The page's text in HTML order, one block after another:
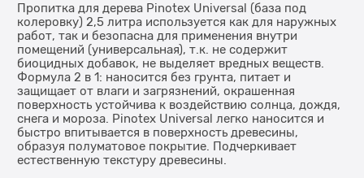
Пропитка для дерева Pinotex Universal (база под
колеровку) 2,5 литра используется как для наружных
работ, так и безопасна для применения внутри
помещений (универсальная), т.к. не содержит
биоцидных добавок, не выделяет вредных веществ.
Формула 2 в 1: наносится без грунта, питает и
защищает от влаги и загрязнений, окрашенная
поверхность устойчива к воздействию солнца, дождя,
снега и мороза. Pinotex Universal легко наносится и
быстро впитывается в поверхность древесины,
образуя полуматовое покрытие. Подчеркивает
естественную текстуру древесины.